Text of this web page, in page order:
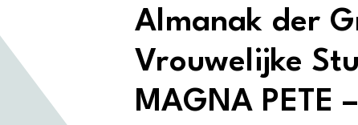
Almanak der
Vrouwelijke
MAGNA PETE